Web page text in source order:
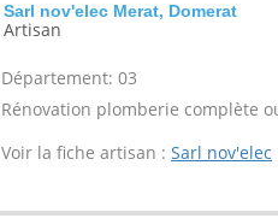
Sarl nov'elec Merat, Domerat
Artisan
Département: 03
Rénovation plomberie complète
Voir la fiche artisan : Sarl nov'elec